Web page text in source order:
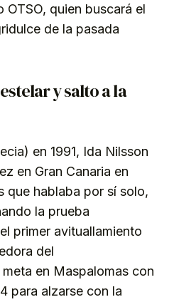
OTSO, quien buscará el
de la pasada
y salto a la
en 1991, Ida Nilsson
en Gran Canaria en
que hablaba por sí solo,
la prueba
primer avituallamiento
del
en Maspalomas con
para alzarse con la